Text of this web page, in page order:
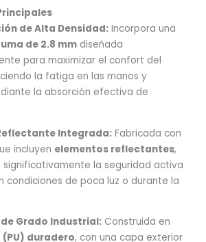
de Alta Densidad: Incorpora una
de 2.8 mm diseñada
para maximizar el confort del
la fatiga en las manos y
la absorción efectiva de
Integrada: Fabricada con
incluyen elementos reflectantes,
significativamente la seguridad activa
condiciones de poca luz o durante la
Grado Industrial: Construida en
duradero, con una capa exterior